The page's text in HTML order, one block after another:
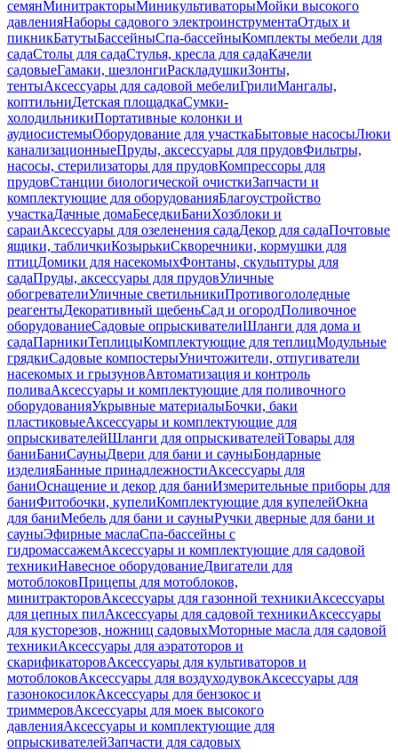
семянМинитракторыМиникультиваторыМойки высокого
давленияНаборы садового электроинструментаОтдых и
пикникБатутыБассейныСпа-бассейныКомплекты мебели для
садаСтолы для садаСтулья, кресла для садаКачели
садовыеГамаки, шезлонгиРаскладушкиЗонты,
тентыАксессуары для садовой мебелиГрилиМангалы,
коптильниДетская площадкаСумки-
холодильникиПортативные колонки и
аудиосистемыОборудование для участкаБытовые насосыЛюки
канализационныеПруды, аксессуары для прудовФильтры,
насосы, стерилизаторы для прудовКомпрессоры для
прудовСтанции биологической очисткиЗапчасти и
комплектующие для оборудованияБлагоустройство
участкаДачные домаБеседкиБаниХозблоки и
сараиАксессуары для озеленения садаДекор для садаПочтовые
ящики, табличкиКозырькиСкворечники, кормушки для
птицДомики для насекомыхФонтаны, скульптуры для
садаПруды, аксессуары для прудовУличные
обогревателиУличные светильникиПротивогололедные
реагентыДекоративный щебеньСад и огородПоливочное
оборудованиеСадовые опрыскивателиШланги для дома и
садаПарникиТеплицыКомплектующие для теплицМодульные
грядкиСадовые компостерыУничтожители, отпугиватели
насекомых и грызуновАвтоматизация и контроль
поливаАксессуары и комплектующие для поливочного
оборудованияУкрывные материалыБочки, баки
пластиковыеАксессуары и комплектующие для
опрыскивателейШланги для опрыскивателейТовары для
баниБаниСауныДвери для бани и сауныБондарные
изделияБанные принадлежностиАксессуары для
баниОснащение и декор для баниИзмерительные приборы для
баниФитобочки, купелиКомплектующие для купелейОкна
для баниМебель для бани и сауныРучки дверные для бани и
сауныЭфирные маслаСпа-бассейны с
гидромассажемАксессуары и комплектующие для садовой
техникиНавесное оборудованиеДвигатели для
мотоблоковПрицепы для мотоблоков,
минитракторовАксессуары для газонной техникиАксессуары
для цепных пилАксессуары для садовой техникиАксессуары
для кусторезов, ножниц садовыхМоторные масла для садовой
техникиАксессуары для аэратоторов и
скарификаторовАксессуары для культиваторов и
мотоблоковАксессуары для воздуходувокАксессуары для
газонокосилокАксессуары для бензокос и
триммеровАксессуары для моек высокого
давленияАксессуары и комплектующие для
опрыскивателейЗапчасти для садовых